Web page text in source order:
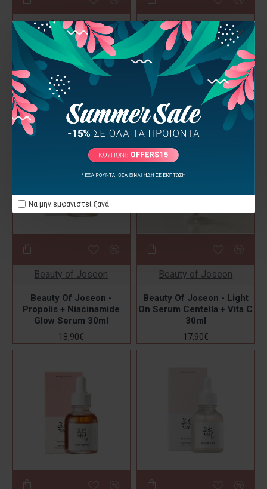
Να μην εμφανιστεί ξανά
SKIN1004
SKIN 1004 Madagascar
Centella Ampoule -
Καταπραϋντικός Ορός
55ml
21,90€
ZENIVA Wellness
Premium Products
My Zen Αντιγηραντικός &
Έξτρα Ενυδατικός Ορός
Προσώπου ZENIVA 30ml
26,00€
Beauty of Joseon
Beauty Of Joseon -
Propolis + Niacinamide
Glow Serum 30ml
18,90€
Beauty of Joseon
Beauty Of Joseon - Light
On Serum Centella + Vita C
30ml
17,90€